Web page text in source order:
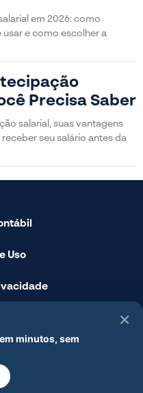
em 2026: como
e como escolher a
Precisa Saber
salarial, suas vantagens
seu salário antes da
Uso
os direitos reservados
minutos, sem
✕